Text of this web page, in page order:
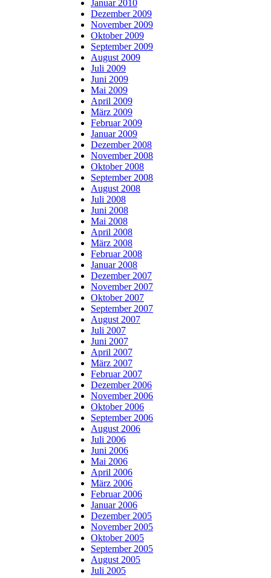
Januar 2010
Dezember 2009
November 2009
Oktober 2009
September 2009
August 2009
Juli 2009
Juni 2009
Mai 2009
April 2009
März 2009
Februar 2009
Januar 2009
Dezember 2008
November 2008
Oktober 2008
September 2008
August 2008
Juli 2008
Juni 2008
Mai 2008
April 2008
März 2008
Februar 2008
Januar 2008
Dezember 2007
November 2007
Oktober 2007
September 2007
August 2007
Juli 2007
Juni 2007
April 2007
März 2007
Februar 2007
Dezember 2006
November 2006
Oktober 2006
September 2006
August 2006
Juli 2006
Juni 2006
Mai 2006
April 2006
März 2006
Februar 2006
Januar 2006
Dezember 2005
November 2005
Oktober 2005
September 2005
August 2005
Juli 2005